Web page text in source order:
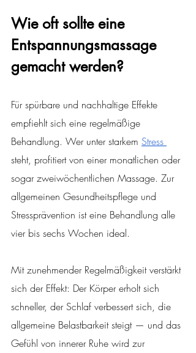
Wie oft sollte eine
Entspannungsmassage
gemacht werden?
Für spürbare und nachhaltige Effekte
empfiehlt sich eine regelmäßige
Behandlung. Wer unter starkem Stress
steht, profitiert von einer monatlichen oder
sogar zweiwöchentlichen Massage. Zur
allgemeinen Gesundheitspflege und
Stressprävention ist eine Behandlung alle
vier bis sechs Wochen ideal.
Mit zunehmender Regelmäßigkeit verstärkt
sich der Effekt: Der Körper erholt sich
schneller, der Schlaf verbessert sich, die
allgemeine Belastbarkeit steigt — und das
Gefühl von innerer Ruhe wird zur